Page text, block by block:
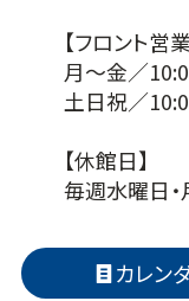
【フロント営
月～金／
土日祝／
【休館日】
毎週水曜日
カレン